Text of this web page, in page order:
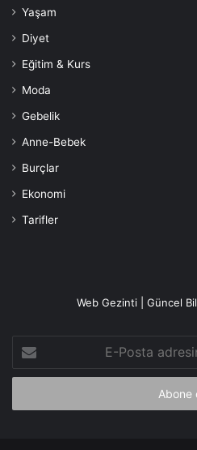
Yaşam
Diyet
Eğitim & Kurs
Moda
Gebelik
Anne-Bebek
Burçlar
Ekonomi
Tarifler
Web Gezinti | Güncel
Posta
adresinizi